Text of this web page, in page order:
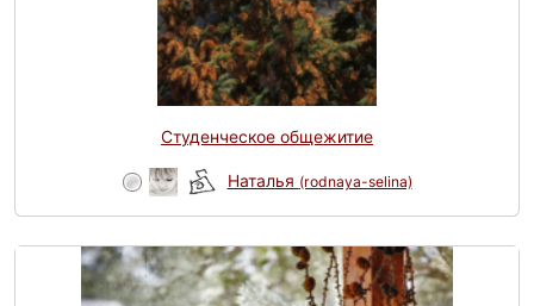
Студенческое общежитие
Наталья (rodnaya-selina)